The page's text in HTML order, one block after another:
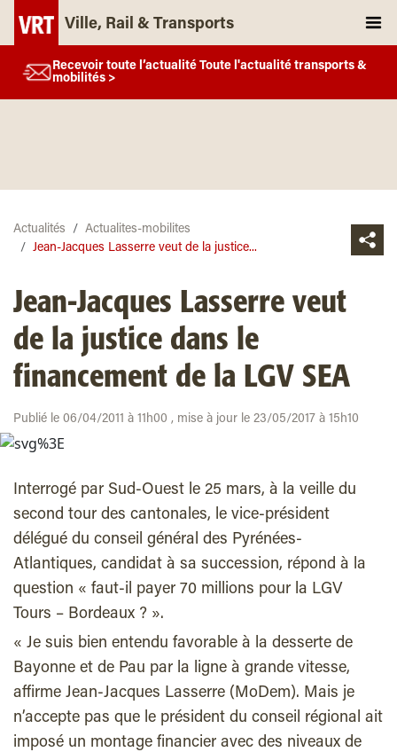
Ville, Rail & Transports
Recevoir toute l’actualité Toute l'actualité transports &
mobilités >
Actualités
Actualites-mobilites
Jean-Jacques Lasserre veut de la justice...
Jean-Jacques Lasserre veut
de la justice dans le
financement de la LGV SEA
Publié le 06/04/2011 à 11h00 , mise à jour le 23/05/2017 à 15h10
Interrogé par Sud-Ouest le 25 mars, à la veille du
second tour des cantonales, le vice-président
délégué du conseil général des Pyrénées-
Atlantiques, candidat à sa succession, répond à la
question « faut-il payer 70 millions pour la LGV
Tours – Bordeaux ? ».
« Je suis bien entendu favorable à la desserte de
Bayonne et de Pau par la ligne à grande vitesse,
affirme Jean-Jacques Lasserre (MoDem). Mais je
n’accepte pas que le président du conseil régional ait
imposé un montage financier avec des niveaux de